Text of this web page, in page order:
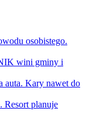
osobistego.
wini gminy i
auta. Kary nawet do
Resort planuje